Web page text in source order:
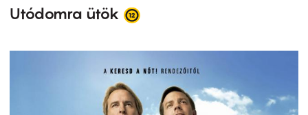
Utódomra ütök